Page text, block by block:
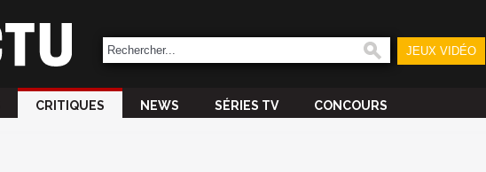
JEUX VIDÉO
CRITIQUES NEWS SÉRIES TV CONCOURS